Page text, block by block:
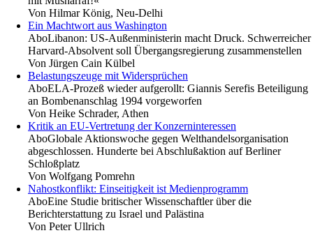
Von Hilmar König, Neu-Delhi
Ein Machtwort aus Washington
AboLibanon: US-Außenministerin macht Druck. Schwerreicher
Harvard-Absolvent soll Übergangsregierung zusammenstellen
Von Jürgen Cain Külbel
Belastungszeuge mit Widersprüchen
AboELA-Prozeß wieder aufgerollt: Giannis Serefis Beteiligung
an Bombenanschlag 1994 vorgeworfen
Von Heike Schrader, Athen
Kritik an EU-Vertretung der Konzerninteressen
AboGlobale Aktionswoche gegen Welthandelsorganisation
abgeschlossen. Hunderte bei Abschlußaktion auf Berliner
Schloßplatz
Von Wolfgang Pomrehn
Nahostkonflikt: Einseitigkeit ist Medienprogramm
AboEine Studie britischer Wissenschaftler über die
Berichterstattung zu Israel und Palästina
Von Peter Ullrich